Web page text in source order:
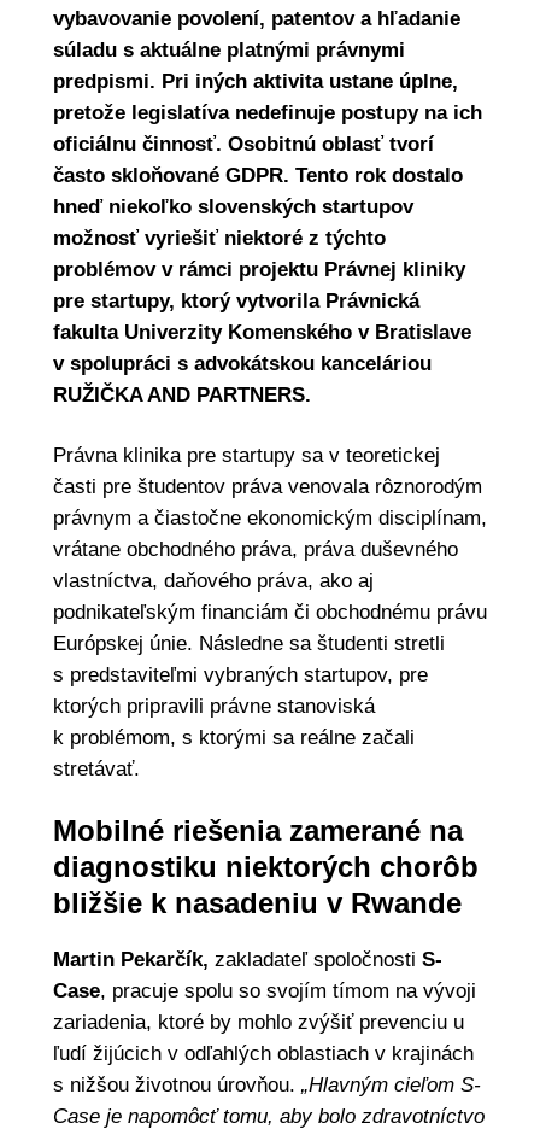
vybavovanie povolení, patentov a hľadanie
súladu s aktuálne platnými právnymi
predpismi. Pri iných aktivita ustane úplne,
pretože legislatíva nedefinuje postupy na ich
oficiálnu činnosť. Osobitnú oblasť tvorí
často skloňované GDPR. Tento rok dostalo
hneď niekoľko slovenských startupov
možnosť vyriešiť niektoré z týchto
problémov v rámci projektu Právnej kliniky
pre startupy, ktorý vytvorila Právnická
fakulta Univerzity Komenského v Bratislave
v spolupráci s advokátskou kanceláriou
RUŽIČKA AND PARTNERS.
Právna klinika pre startupy sa v teoretickej
časti pre študentov práva venovala rôznorodým
právnym a čiastočne ekonomickým disciplínam,
vrátane obchodného práva, práva duševného
vlastníctva, daňového práva, ako aj
podnikateľským financiám či obchodnému právu
Európskej únie. Následne sa študenti stretli
s predstaviteľmi vybraných startupov, pre
ktorých pripravili právne stanoviská
k problémom, s ktorými sa reálne začali
stretávať.
Mobilné riešenia zamerané na
diagnostiku niektorých chorôb
bližšie k nasadeniu v Rwande
Martin Pekarčík, zakladateľ spoločnosti S-
Case, pracuje spolu so svojím tímom na vývoji
zariadenia, ktoré by mohlo zvýšiť prevenciu u
ľudí žijúcich v odľahlých oblastiach v krajinách
s nižšou životnou úrovňou. „Hlavným cieľom S-
Case je napomôcť tomu, aby bolo zdravotníctvo